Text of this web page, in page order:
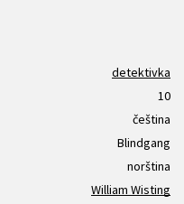
detektivka
10
čeština
Blindgang
norština
William Wisting